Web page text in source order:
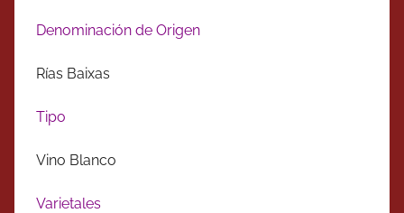
Denominación de Origen
Rías Baixas
Tipo
Vino Blanco
Varietales